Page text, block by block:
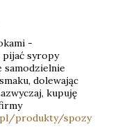
-
pijać syropy
dolewając
kupuję
produkty/spozy